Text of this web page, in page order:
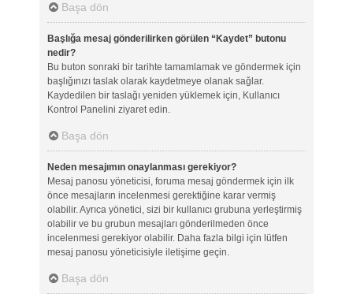
Başa dön
Başlığa mesaj gönderilirken görülen “Kaydet” butonu
nedir?
Bu buton sonraki bir tarihte tamamlamak ve göndermek için
başlığınızı taslak olarak kaydetmeye olanak sağlar.
Kaydedilen bir taslağı yeniden yüklemek için, Kullanıcı
Kontrol Panelini ziyaret edin.
Başa dön
Neden mesajımın onaylanması gerekiyor?
Mesaj panosu yöneticisi, foruma mesaj göndermek için ilk
önce mesajların incelenmesi gerektiğine karar vermiş
olabilir. Ayrıca yönetici, sizi bir kullanıcı grubuna yerleştirmiş
olabilir ve bu grubun mesajları gönderilmeden önce
incelenmesi gerekiyor olabilir. Daha fazla bilgi için lütfen
mesaj panosu yöneticisiyle iletişime geçin.
Başa dön